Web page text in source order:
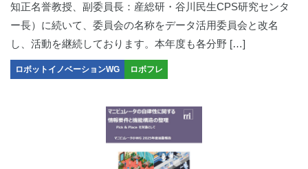
知正名誉教授、副委員長：産総研・谷川民生CPS研究センタ
ー長）に続いて、委員会の名称をデータ活用委員会と改名
し、活動を継続しております。本年度も各分野 […]
ロボットイノベーションWG ロボフレ